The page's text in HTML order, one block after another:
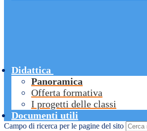
Didattica
Panoramica
Offerta formativa
I progetti delle classi
Documenti utili
Campo di ricerca per le pagine del sito